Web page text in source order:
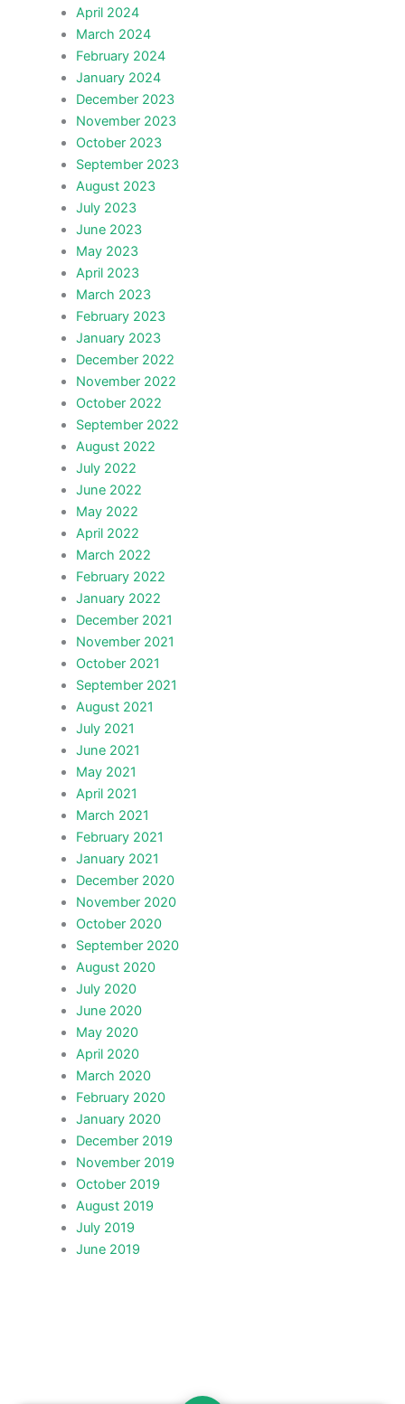
April 2024
March 2024
February 2024
January 2024
December 2023
November 2023
October 2023
September 2023
August 2023
July 2023
June 2023
May 2023
April 2023
March 2023
February 2023
January 2023
December 2022
November 2022
October 2022
September 2022
August 2022
July 2022
June 2022
May 2022
April 2022
March 2022
February 2022
January 2022
December 2021
November 2021
October 2021
September 2021
August 2021
July 2021
June 2021
May 2021
April 2021
March 2021
February 2021
January 2021
December 2020
November 2020
October 2020
September 2020
August 2020
July 2020
June 2020
May 2020
April 2020
March 2020
February 2020
January 2020
December 2019
November 2019
October 2019
August 2019
July 2019
June 2019